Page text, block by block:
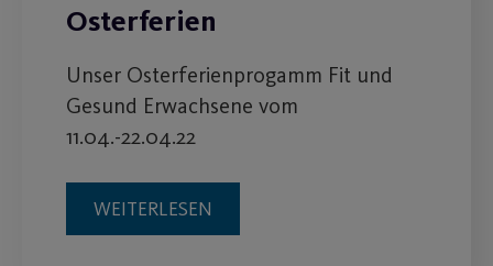
Osterferien
Unser Osterferienprogamm Fit und
Gesund Erwachsene vom
11.04.-22.04.22
WEITERLESEN